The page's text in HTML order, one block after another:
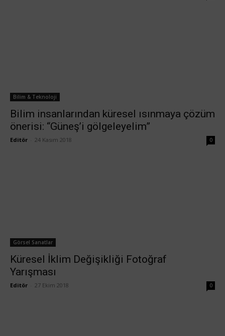
Bilim & Teknoloji
Bilim insanlarından küresel ısınmaya çözüm
önerisi: “Güneş’i gölgeleyelim”
Editör 24 Kasım 2018 0
Görsel Sanatlar
Küresel İklim Değişikliği Fotoğraf
Yarışması
Editör 27 Ekim 2018 0